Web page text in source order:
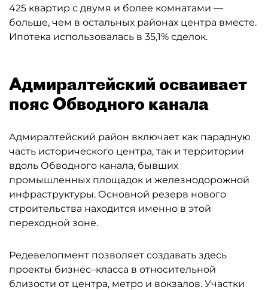
425 квартир с двумя и более комнатами —
больше, чем в остальных районах центра вместе.
Ипотека использовалась в 35,1% сделок.
Адмиралтейский осваивает
пояс Обводного канала
Адмиралтейский район включает как парадную
часть исторического центра, так и территории
вдоль Обводного канала, бывших
промышленных площадок и железнодорожной
инфраструктуры. Основной резерв нового
строительства находится именно в этой
переходной зоне.
Редевелопмент позволяет создавать здесь
проекты бизнес–класса в относительной
близости от центра, метро и вокзалов. Участки